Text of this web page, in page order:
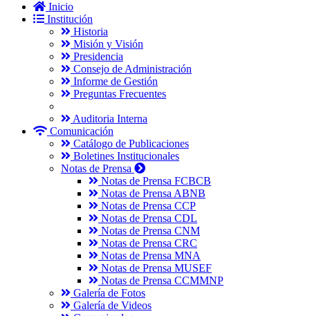
Inicio
Institución
Historia
Misión y Visión
Presidencia
Consejo de Administración
Informe de Gestión
Preguntas Frecuentes
Auditoria Interna
Comunicación
Catálogo de Publicaciones
Boletines Institucionales
Notas de Prensa
Notas de Prensa FCBCB
Notas de Prensa ABNB
Notas de Prensa CCP
Notas de Prensa CDL
Notas de Prensa CNM
Notas de Prensa CRC
Notas de Prensa MNA
Notas de Prensa MUSEF
Notas de Prensa CCMMNP
Galería de Fotos
Galería de Videos